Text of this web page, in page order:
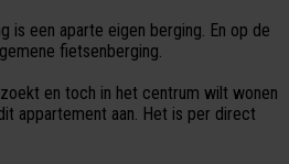
is een aparte eigen berging. En op de
fietsenberging.
en toch in het centrum wilt wonen
appartement aan. Het is per direct